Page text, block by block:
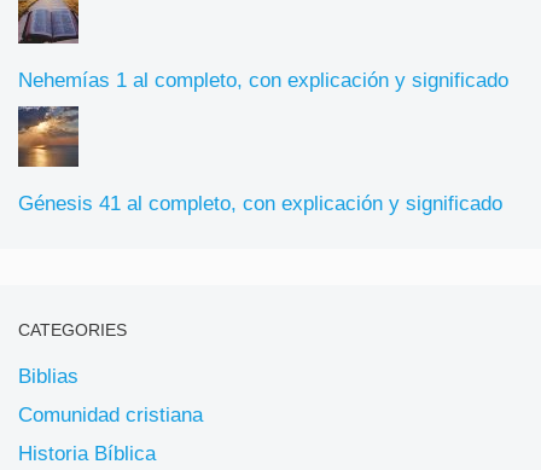
Nehemías 1 al completo, con explicación y significado
Génesis 41 al completo, con explicación y significado
CATEGORIES
Biblias
Comunidad cristiana
Historia Bíblica